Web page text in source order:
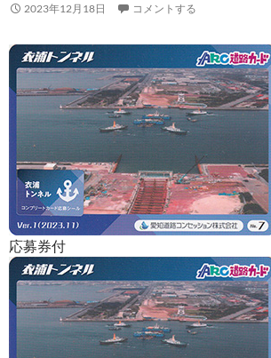
2023年12月18日 コメントする
応募券付